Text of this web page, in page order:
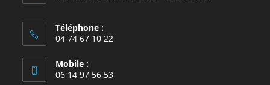
Téléphone :
04 74 67 10 22
Mobile :
06 14 97 56 53